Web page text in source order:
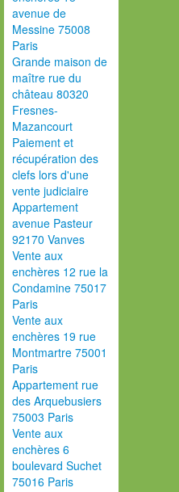
avenue de
Messine 75008
Paris
Grande maison de
maître rue du
château 80320
Fresnes-
Mazancourt
Paiement et
récupération des
clefs lors d'une
vente judiciaire
Appartement
avenue Pasteur
92170 Vanves
Vente aux
enchères 12 rue la
Condamine 75017
Paris
Vente aux
enchères 19 rue
Montmartre 75001
Paris
Appartement rue
des Arquebusiers
75003 Paris
Vente aux
enchères 6
boulevard Suchet
75016 Paris